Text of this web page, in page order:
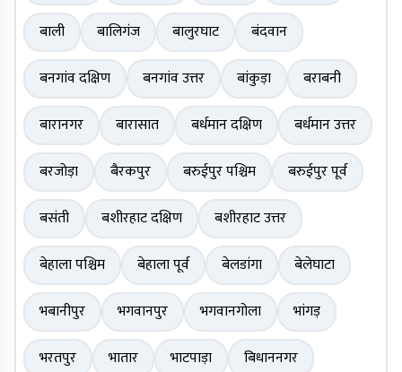
बाली
बालिगंज बालुरघाट
बंदवान
बनगांव दक्षिण
बनगांव उत्तर बांकुड़ा
बराबनी
बारानगर
बारासात बर्धमान दक्षिण
बर्धमान उत्तर
बरजोड़ा
बैरकपुर बरुईपुर पश्चिम
बरुईपुर पूर्व
बसंती
बशीरहाट दक्षिण
बशीरहाट उत्तर
बेहाला पश्चिम
बेहाला पूर्व बेलडांगा
बेलेघाटा
भबानीपुर
भगवानपुर भगवानगोला
भांगड़
भरतपुर
भातार भाटपाड़ा
बिधाननगर